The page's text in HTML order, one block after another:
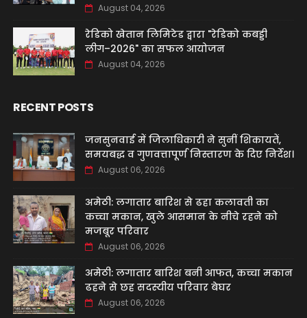
August 04, 2026
रेडिको खेतान लिमिटेड द्वारा "रेडिको कबड्डी
लीग–2026" का सफल आयोजन
August 04, 2026
RECENT POSTS
जनसुनवाई में जिलाधिकारी ने सुनीं शिकायतें,
समयबद्ध व गुणवत्तापूर्ण निस्तारण के दिए निर्देश।
August 06, 2026
अमेठी: लगातार बारिश से ढहा कलावती का
कच्चा मकान, खुले आसमान के नीचे रहने को
मजबूर परिवार
August 06, 2026
अमेठी: लगातार बारिश बनी आफत, कच्चा मकान
ढहने से छह सदस्यीय परिवार बेघर
August 06, 2026